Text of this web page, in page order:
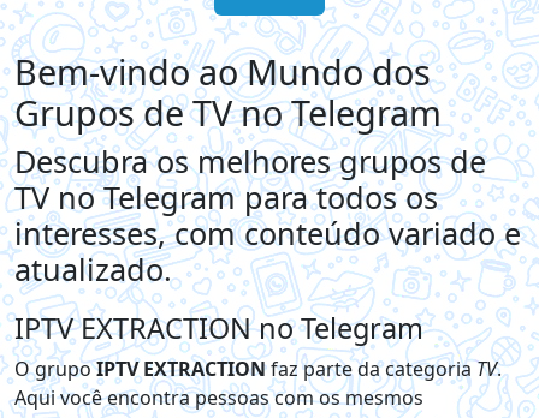
Bem-vindo ao Mundo dos
Grupos de TV no Telegram
Descubra os melhores grupos de
TV no Telegram para todos os
interesses, com conteúdo variado e
atualizado.
IPTV EXTRACTION no Telegram
O grupoIPTV EXTRACTIONfaz parte da categoriaTV.
Aqui você encontra pessoas com os mesmos